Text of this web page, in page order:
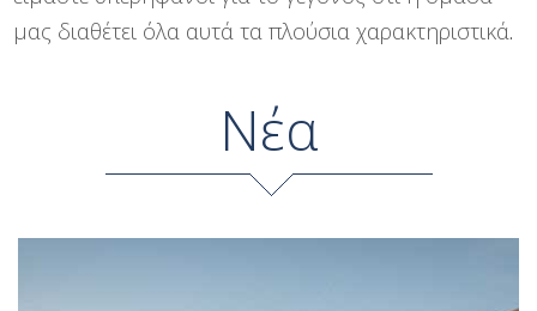
μας διαθέτει όλα αυτά τα πλούσια χαρακτηριστικά.
Νέα